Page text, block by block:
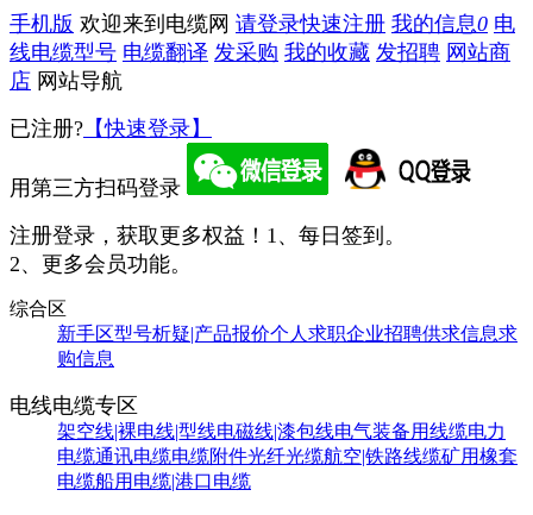
手机版 欢迎来到电缆网 请登录快速注册 我的信息0 电
线电缆型号 电缆翻译 发采购 我的收藏 发招聘 网站商
店 网站导航
已注册? 【快速登录】
用第三方扫码登录
注册登录，获取更多权益！ 1、每日签到。
2、更多会员功能。
综合区
新手区型号析疑|产品报价个人求职企业招聘供求信息求
购信息
电线电缆专区
架空线|裸电线|型线电磁线|漆包线电气装备用线缆电力
电缆通讯电缆电缆附件光纤光缆航空|铁路线缆矿用橡套
电缆船用电缆|港口电缆